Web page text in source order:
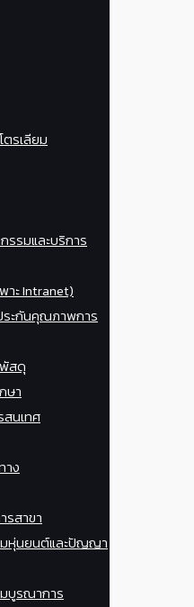
ตรเลียม
รรมและบริการ
าะ Intranet)
ระกันคุณภาพการ
สดุ
ษา
นเทศ
าง
รสาขา
มหุ่นยนต์และปัญญา
บูรณาการ